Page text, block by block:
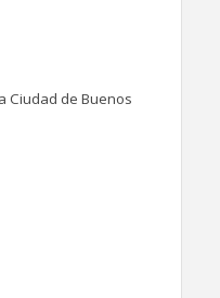
Ciudad de Buenos